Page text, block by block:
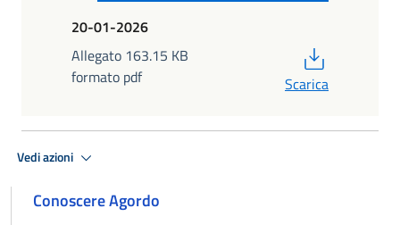
20-01-2026
Allegato 163.15 KB
formato pdf
Scarica
Vedi azioni
Conoscere Agordo